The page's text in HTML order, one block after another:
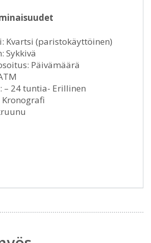
Kvartsi (paristokäyttöinen)
Sykkivä
Päivämäärä
– 24 tuntia- Erillinen